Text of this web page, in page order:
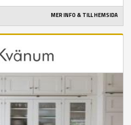
MER INFO & TILL HEMSIDA